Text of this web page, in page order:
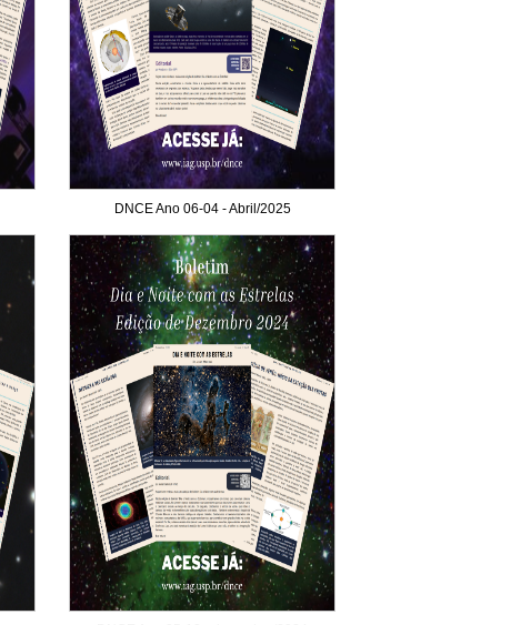
DNCE Ano 06-04 - Abril/2025